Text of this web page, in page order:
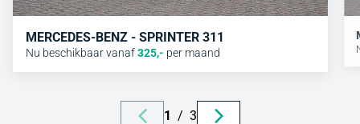
MERCEDES-BENZ - SPRINTER 311
Nu beschikbaar vanaf325,- per maand
1 / 3